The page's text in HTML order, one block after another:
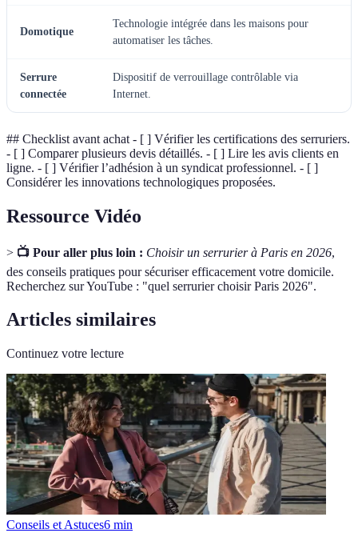
Domotique
Technologie intégrée dans les maisons pour
automatiser les tâches.
Serrure
connectée
Dispositif de verrouillage contrôlable via
Internet.
## Checklist avant achat - [ ] Vérifier les certifications des serruriers.
- [ ] Comparer plusieurs devis détaillés. - [ ] Lire les avis clients en
ligne. - [ ] Vérifier l’adhésion à un syndicat professionnel. - [ ]
Considérer les innovations technologiques proposées.
Ressource Vidéo
> 📺 Pour aller plus loin : Choisir un serrurier à Paris en 2026,
des conseils pratiques pour sécuriser efficacement votre domicile.
Recherchez sur YouTube : "quel serrurier choisir Paris 2026".
Articles similaires
Continuez votre lecture
Conseils et Astuces6 min